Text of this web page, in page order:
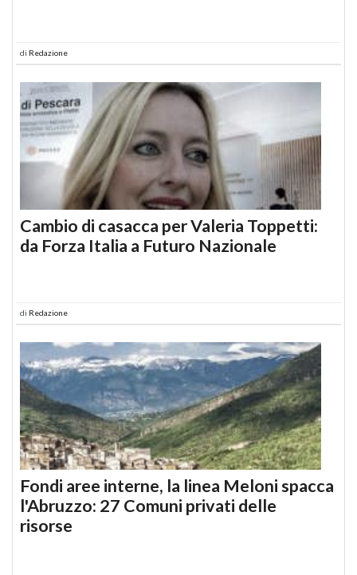
di Redazione
Cambio di casacca per Valeria Toppetti:
da Forza Italia a Futuro Nazionale
di Redazione
Fondi aree interne, la linea Meloni spacca
l'Abruzzo: 27 Comuni privati delle
risorse